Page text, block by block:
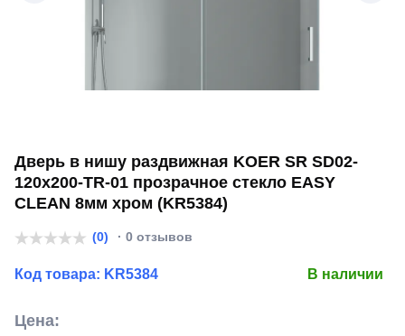
Дверь в нишу раздвижная KOER SR SD02-
120x200-TR-01 прозрачное стекло EASY
CLEAN 8мм хром (KR5384)
(0) · 0 отзывов
Код товара: KR5384 В наличии
Цена: